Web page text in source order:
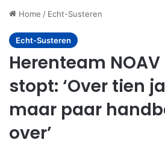
Home / Echt-Susteren
Echt-Susteren
Herenteam
stopt: ‘Over tien
maar paar
over’